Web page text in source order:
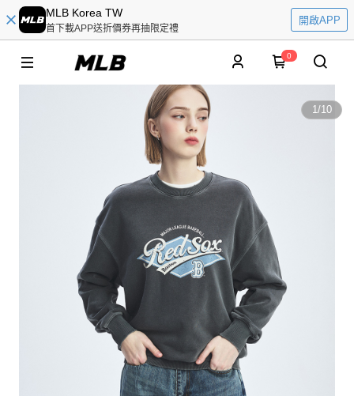
MLB Korea TW
首下載APP送折價券再抽限定禮
開啟APP
0
1/10